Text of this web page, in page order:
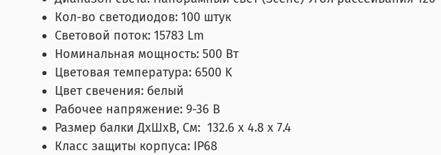
Кол-во светодиодов: 100 штук
Световой поток: 15783 Lm
Номинальная мощность: 500 Вт
Цветовая температура: 6500 K
Цвет свечения: белый
Рабочее напряжение: 9-36 В
Размер балки ДхШхВ, См: 132.6 x 4.8 x 7.4
Класс защиты корпуса: IP68